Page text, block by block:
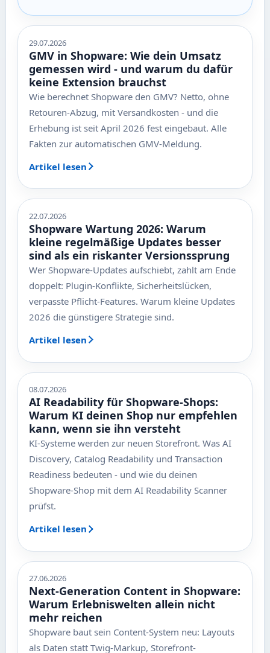
29.07.2026
GMV in Shopware: Wie dein Umsatz
gemessen wird - und warum du dafür
keine Extension brauchst
Wie berechnet Shopware den GMV? Netto, ohne
Retouren-Abzug, mit Versandkosten - und die
Erhebung ist seit April 2026 fest eingebaut. Alle
Fakten zur automatischen GMV-Meldung.
Artikel lesen
22.07.2026
Shopware Wartung 2026: Warum
kleine regelmäßige Updates besser
sind als ein riskanter Versionssprung
Wer Shopware-Updates aufschiebt, zahlt am Ende
doppelt: Plugin-Konflikte, Sicherheitslücken,
verpasste Pflicht-Features. Warum kleine Updates
2026 die günstigere Strategie sind.
Artikel lesen
08.07.2026
AI Readability für Shopware-Shops:
Warum KI deinen Shop nur empfehlen
kann, wenn sie ihn versteht
KI-Systeme werden zur neuen Storefront. Was AI
Discovery, Catalog Readability und Transaction
Readiness bedeuten - und wie du deinen
Shopware-Shop mit dem AI Readability Scanner
prüfst.
Artikel lesen
27.06.2026
Next-Generation Content in Shopware:
Warum Erlebniswelten allein nicht
mehr reichen
Shopware baut sein Content-System neu: Layouts
als Daten statt Twig-Markup, Storefront-